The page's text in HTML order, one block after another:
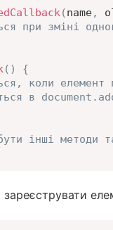
(name,
при зміні
( )
{
коли елемент
в
інші методи